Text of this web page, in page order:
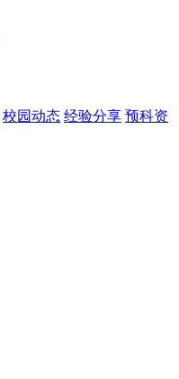
校园动态 经验分享 预科资